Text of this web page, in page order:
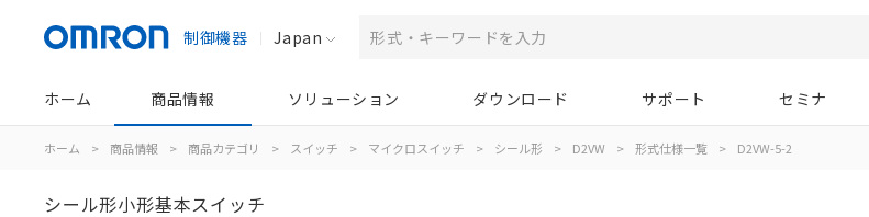
制御機器 Japan
ホーム 商品情報 ソリューション ダウンロード サポート セミナ
ホーム > 商品情報 > 商品カテゴリ > スイッチ > マイクロスイッチ > シール形 > D2VW > 形式仕様一覧 > D2VW-5-2
シール形小形基本スイッチ